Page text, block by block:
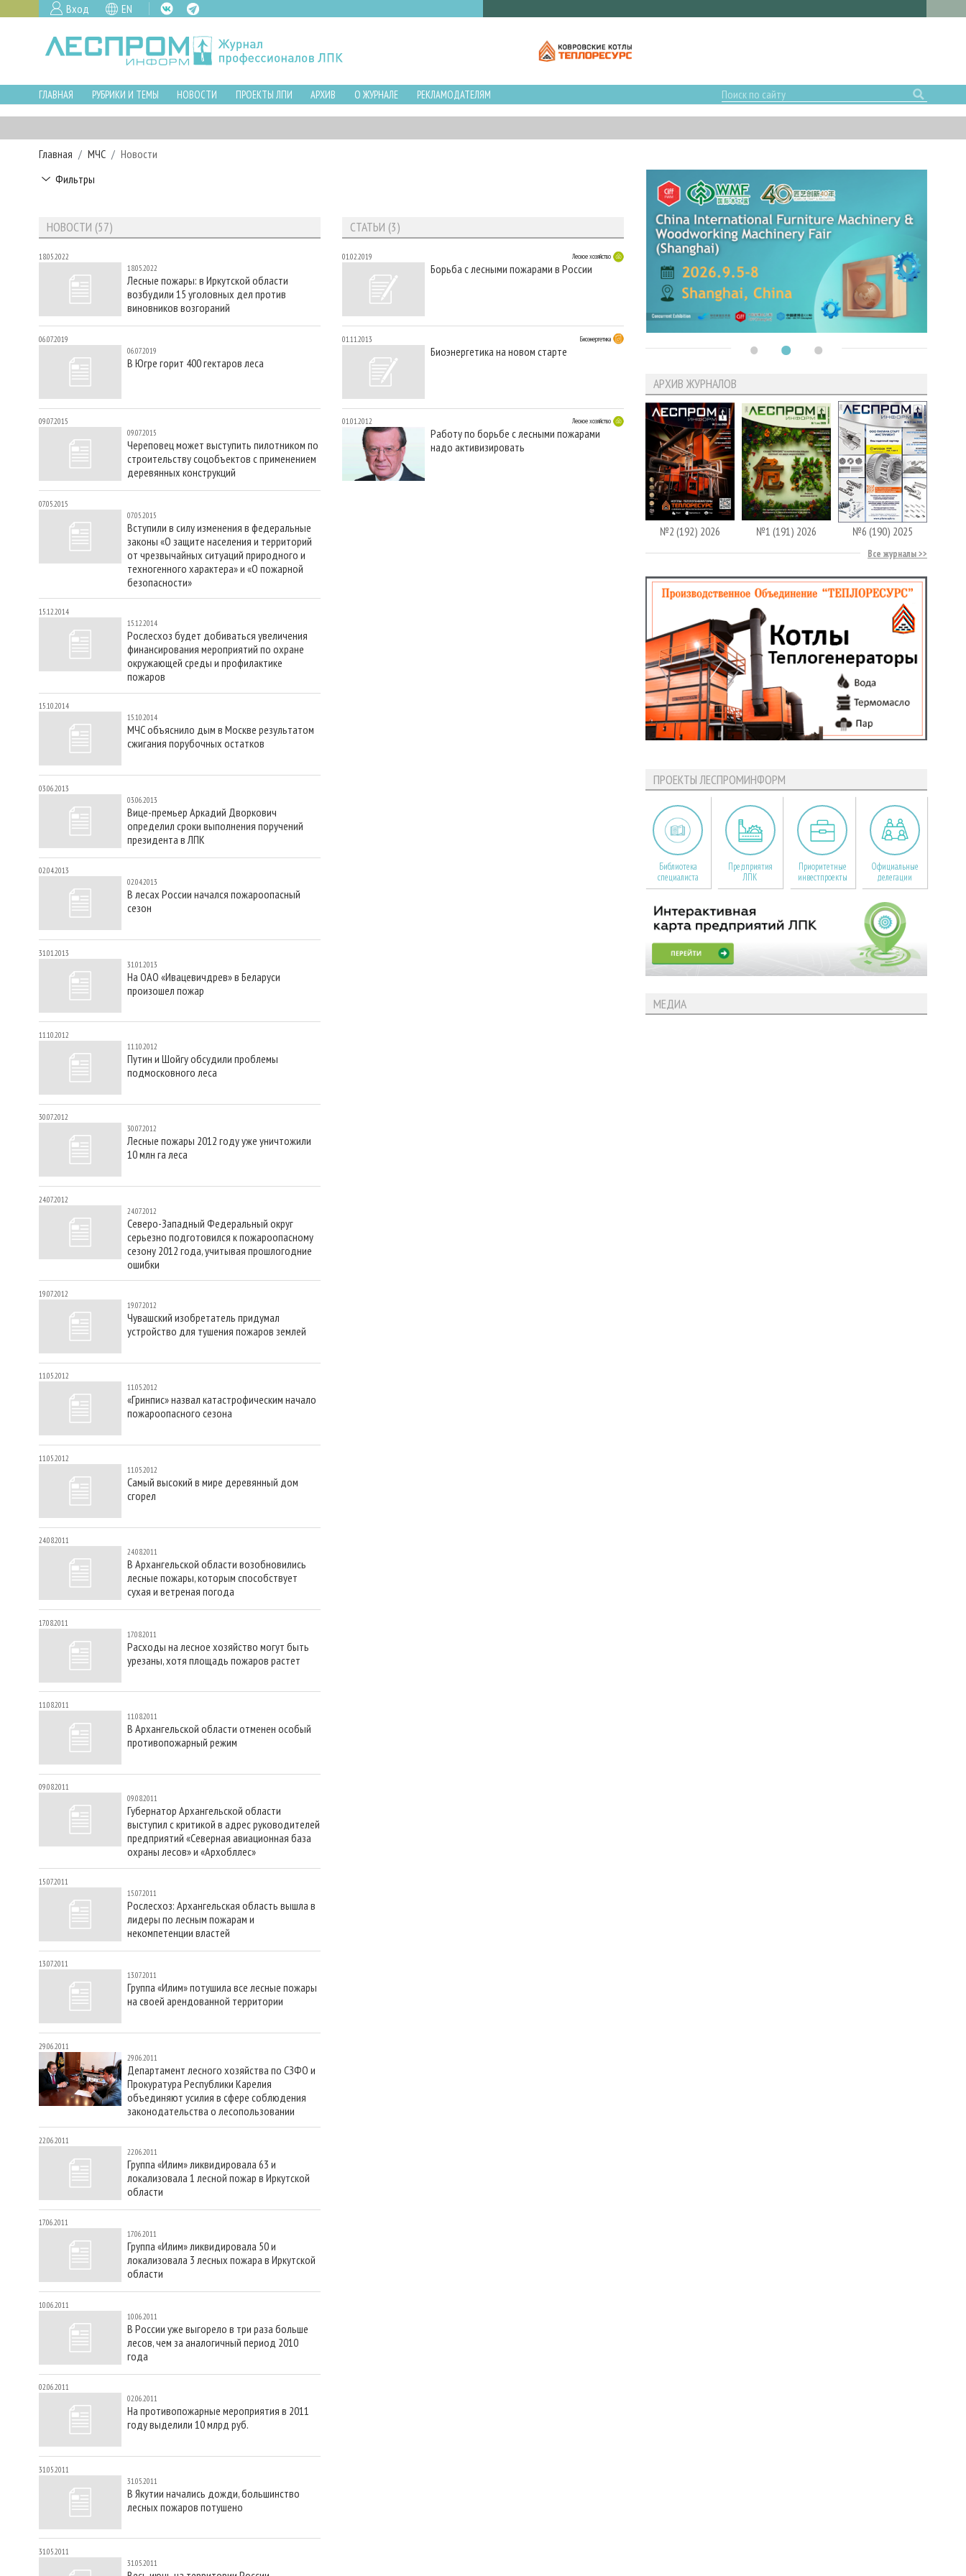
Вход EN
ГЛАВНАЯ РУБРИКИ И ТЕМЫ НОВОСТИ ПРОЕКТЫ ЛПИ АРХИВ О ЖУРНАЛЕ РЕКЛАМОДАТЕЛЯМ
Главная МЧС
Новости
Фильтры
НОВОСТИ (57)
18.05.2022
18.05.2022
Лесные пожары: в Иркутской области
возбудили 15 уголовных дел против
виновников возгораний
06.07.2019
06.07.2019
В Югре горит 400 гектаров леса
09.07.2015
09.07.2015
Череповец может выступить пилотником по
строительству соцобъектов с применением
деревянных конструкций
07.05.2015
07.05.2015
Вступили в силу изменения в федеральные
законы «О защите населения и территорий
от чрезвычайных ситуаций природного и
техногенного характера» и «О пожарной
безопасности»
15.12.2014
15.12.2014
Рослесхоз будет добиваться увеличения
финансирования мероприятий по охране
окружающей среды и профилактике
пожаров
15.10.2014
15.10.2014
МЧС объяснило дым в Москве результатом
сжигания порубочных остатков
03.06.2013
03.06.2013
Вице-премьер Аркадий Дворкович
определил сроки выполнения поручений
президента в ЛПК
02.04.2013
02.04.2013
В лесах России начался пожароопасный
сезон
31.01.2013
31.01.2013
На ОАО «Ивацевичдрев» в Беларуси
произошел пожар
11.10.2012
11.10.2012
Путин и Шойгу обсудили проблемы
подмосковного леса
30.07.2012
30.07.2012
Лесные пожары 2012 году уже уничтожили
10 млн га леса
24.07.2012
24.07.2012
Северо-Западный Федеральный округ
серьезно подготовился к пожароопасному
сезону 2012 года, учитывая прошлогодние
ошибки
19.07.2012
19.07.2012
Чувашский изобретатель придумал
устройство для тушения пожаров землей
11.05.2012
11.05.2012
«Гринпис» назвал катастрофическим начало
пожароопасного сезона
11.05.2012
11.05.2012
Самый высокий в мире деревянный дом
сгорел
24.08.2011
24.08.2011
В Архангельской области возобновились
лесные пожары, которым способствует
сухая и ветреная погода
17.08.2011
17.08.2011
Расходы на лесное хозяйство могут быть
урезаны, хотя площадь пожаров растет
11.08.2011
11.08.2011
В Архангельской области отменен особый
противопожарный режим
09.08.2011
09.08.2011
Губернатор Архангельской области
выступил с критикой в адрес руководителей
предприятий «Северная авиационная база
охраны лесов» и «Архобллес»
15.07.2011
15.07.2011
Рослесхоз: Архангельская область вышла в
лидеры по лесным пожарам и
некомпетенции властей
13.07.2011
13.07.2011
Группа «Илим» потушила все лесные пожары
на своей арендованной территории
29.06.2011
29.06.2011
Департамент лесного хозяйства по СЗФО и
Прокуратура Республики Карелия
объединяют усилия в сфере соблюдения
законодательства о лесопользовании
22.06.2011
22.06.2011
Группа «Илим» ликвидировала 63 и
локализовала 1 лесной пожар в Иркутской
области
17.06.2011
17.06.2011
Группа «Илим» ликвидировала 50 и
локализовала 3 лесных пожара в Иркутской
области
10.06.2011
10.06.2011
В России уже выгорело в три раза больше
лесов, чем за аналогичный период 2010
года
02.06.2011
02.06.2011
На противопожарные мероприятия в 2011
году выделили 10 млрд руб.
31.05.2011
31.05.2011
В Якутии начались дожди, большинство
лесных пожаров потушено
31.05.2011
31.05.2011
СТАТЬИ (3)
01.02.2019 Лесное хозяйство
Борьба с лесными пожарами в России
01.11.2013 Биоэнергетика
Биоэнергетика на новом старте
01.01.2012 Лесное хозяйство
Работу по борьбе с лесными пожарами
надо активизировать
АРХИВ ЖУРНАЛОВ
№2 (192) 2026 №1 (191) 2026 №6 (190) 2025
Все журналы
ПРОЕКТЫ ЛЕСПРОМИНФОРМ
Библиотека
специалиста
Предприятия
ЛПК
Приоритетные
инвестпроекты
Официальные
делегации
МЕДИА